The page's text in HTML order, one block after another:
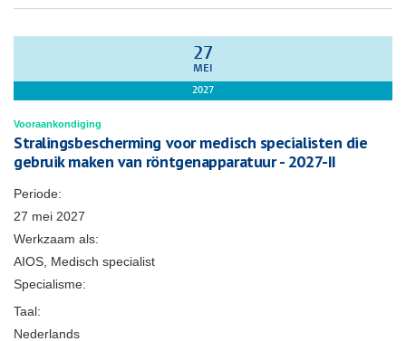
27
MEI
2027
Vooraankondiging
Stralingsbescherming voor medisch specialisten die
gebruik maken van röntgenapparatuur - 2027-II
Periode:
27 mei 2027
Werkzaam als:
AIOS, Medisch specialist
Specialisme:
Taal:
Nederlands